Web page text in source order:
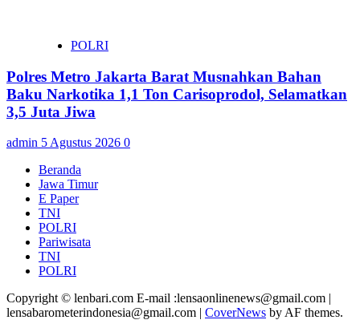
POLRI
Polres Metro Jakarta Barat Musnahkan Bahan
Baku Narkotika 1,1 Ton Carisoprodol, Selamatkan
3,5 Juta Jiwa
admin 5 Agustus 2026 0
Beranda
Jawa Timur
E Paper
TNI
POLRI
Pariwisata
TNI
POLRI
Copyright © lenbari.com E-mail :lensaonlinenews@gmail.com |
lensabarometerindonesia@gmail.com | CoverNews by AF themes.